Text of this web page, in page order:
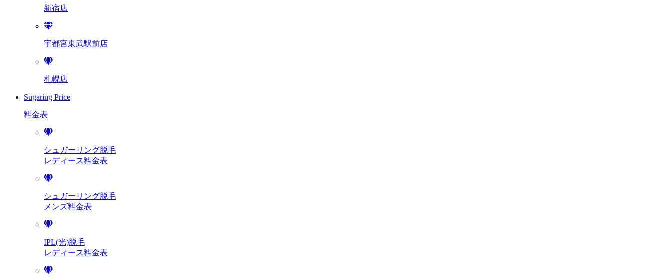
新宿店
宇都宮東武駅前店
札幌店
Sugaring Price
料金表
シュガーリング脱毛
レディース料金表
シュガーリング脱毛
メンズ料金表
IPL(光)脱毛
レディース料金表